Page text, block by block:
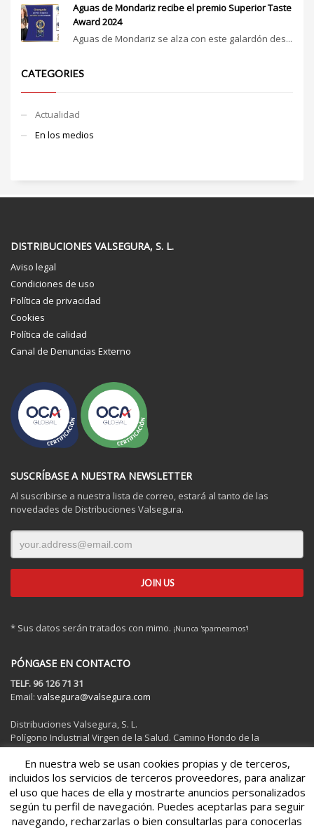
Aguas de Mondariz recibe el premio Superior Taste
Award 2024
Aguas de Mondariz se alza con este galardón des...
CATEGORIES
Actualidad
En los medios
DISTRIBUCIONES VALSEGURA, S. L.
Aviso legal
Condiciones de uso
Política de privacidad
Cookies
Política de calidad
Canal de Denuncias Externo
SUSCRÍBASE A NUESTRA NEWSLETTER
Al suscribirse a nuestra lista de correo, estará al tanto de las
novedades de Distribuciones Valsegura.
* Sus datos serán tratados con mimo. ¡Nunca 'spameamos'!
PÓNGASE EN CONTACTO
TELF. 96 126 71 31
Email: valsegura@valsegura.com
Distribuciones Valsegura, S. L.
Polígono Industrial Virgen de la Salud. Camino Hondo de la
Rambleta, 15. 46950. Xirivella (Valencia).
Ver en Google Maps
En nuestra web se usan cookies propias y de terceros,
incluidos los servicios de terceros proveedores, para analizar
el uso que haces de ella y mostrarte anuncios personalizados
según tu perfil de navegación. Puedes aceptarlas para seguir
navegando, recharzarlas o bien consultarlas para conocerlas